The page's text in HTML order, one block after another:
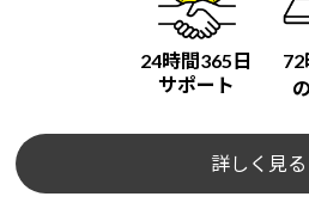
24時間365日
サポート
72
詳しく見る